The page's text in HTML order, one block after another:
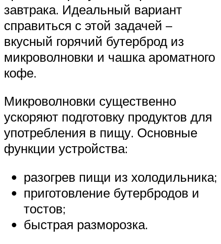
завтрака. Идеальный вариант
справиться с этой задачей –
вкусный горячий бутерброд из
микроволновки и чашка ароматного
кофе.
Микроволновки существенно
ускоряют подготовку продуктов для
употребления в пищу. Основные
функции устройства:
разогрев пищи из холодильника;
приготовление бутербродов и
тостов;
быстрая разморозка.